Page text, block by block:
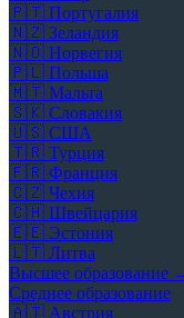
🇵🇹 Португалия
🇳🇿 Зеландия
🇳🇴 Норвегия
🇵🇱 Польша
🇲🇹 Мальта
🇸🇰 Словакия
🇺🇸 США
🇹🇷 Турция
🇫🇷 Франция
🇨🇿 Чехия
🇨🇭 Швейцария
🇪🇪 Эстония
🇱🇹 Литва
Высшее образование
Среднее образование
🇦🇹 Австрия